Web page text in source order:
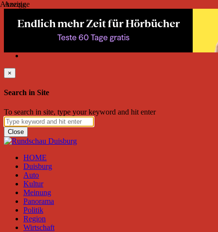
Sonntag, August 09, 2026
Friend on Facebook Follow on Twitter
×
Search in Site
To search in site, type your keyword and hit enter
Close
HOME
Duisburg
Auto
Kultur
Meinung
Panorama
Politik
Region
Wirtschaft
Anzeige
Anzeige